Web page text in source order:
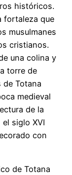
históricos.
fortaleza que
musulmanes
cristianos.
una colina y
torre de
de Totana
medieval
de la
siglo XVI
con
de Totana